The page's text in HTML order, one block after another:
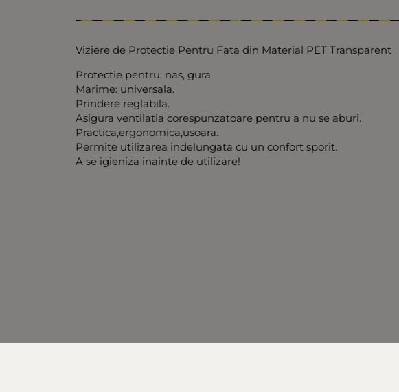
Viziere de Protectie Pentru Fata din Material PET Transparent
Protectie pentru: nas, gura.
Marime: universala.
Prindere reglabila.
Asigura ventilatia corespunzatoare pentru a nu se aburi.
Practica,ergonomica,usoara.
Permite utilizarea indelungata cu un confort sporit.
A se igieniza inainte de utilizare!